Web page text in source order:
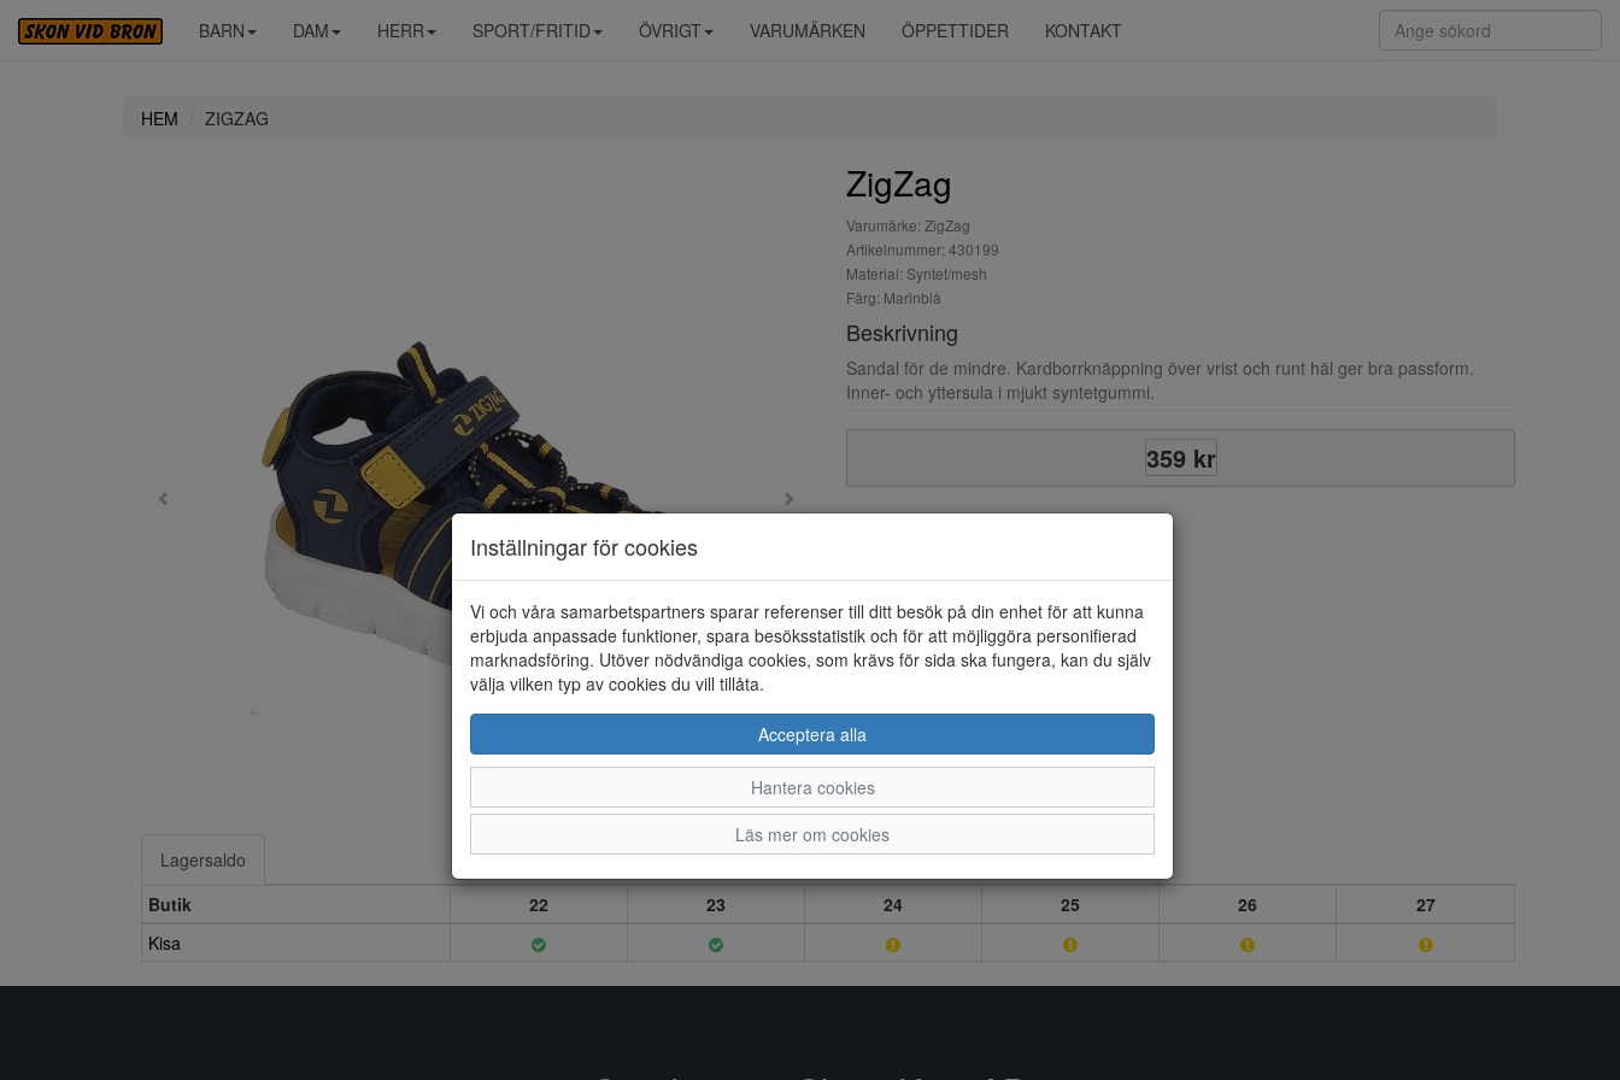
BARN DAM HERR SPORT/FRITID ÖVRIGT VARUMÄRKEN ÖPPETTIDER KONTAKT
HEM ZIGZAG
ZigZag
Varumärke: ZigZag
Artikelnummer: 430199
Material: Syntet/mesh
Färg: Marinblå
Beskrivning
Sandal för de mindre. Kardborrknäppning över vrist och runt häl ger bra passform.
Inner- och yttersula i mjukt syntetgummi.
359 kr
Lagersaldo
Butik
22 23 24 25 26
27
Kisa
Inställningar för cookies
Vi och våra samarbetspartners sparar referenser till ditt besök på din enhet för att kunna
erbjuda anpassade funktioner, spara besöksstatistik och för att möjliggöra personifierad
marknadsföring. Utöver nödvändiga cookies, som krävs för sida ska fungera, kan du själv
välja vilken typ av cookies du vill tillåta.
Acceptera alla
Hantera cookies
Läs mer om cookies